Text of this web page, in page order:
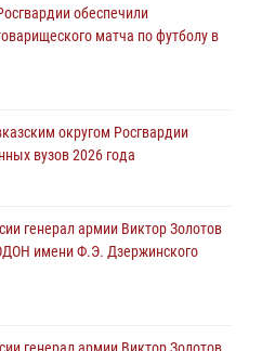
помощь медикам и девушке с
память товарища на
обеспечили
матча по футболу в
округом Росгвардии
вузов 2026 года
генерал армии Виктор Золотов
имени Ф.Э. Дзержинского
генерал армии Виктор Золотов